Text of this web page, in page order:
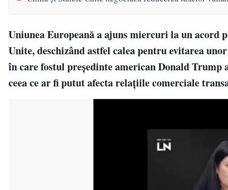
Uniunea Europeană a ajuns miercuri la un
Unite, deschizând astfel calea pentru evitarea
în care fostul președinte american Donald
ceea ce ar fi putut afecta relațiile comerciale